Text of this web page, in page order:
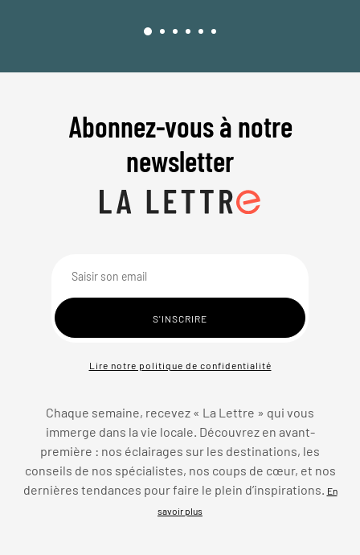
Abonnez-vous à notre
newsletter
Lire notre politique de confidentialité
Chaque semaine, recevez « La Lettre » qui vous
immerge dans la vie locale. Découvrez en avant-
première : nos éclairages sur les destinations, les
conseils de nos spécialistes, nos coups de cœur, et nos
dernières tendances pour faire le plein d’inspirations.
En
savoir plus